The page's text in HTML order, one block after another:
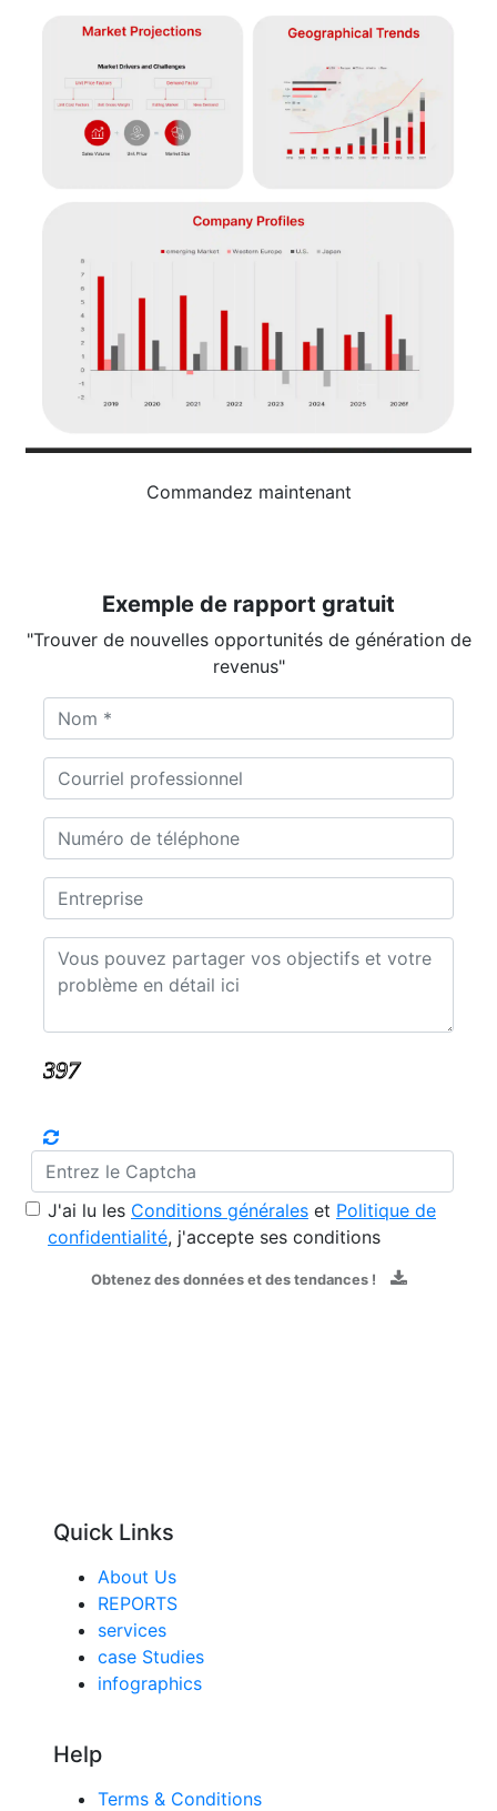
Commandez maintenant
Exemple de rapport gratuit
"Trouver de nouvelles opportunités de génération de
revenus"
J'ai lu les Conditions générales et Politique de
confidentialité, j'accepte ses conditions
Obtenez des données et des tendances !
Quick Links
About Us
REPORTS
services
case Studies
infographics
Help
Terms & Conditions